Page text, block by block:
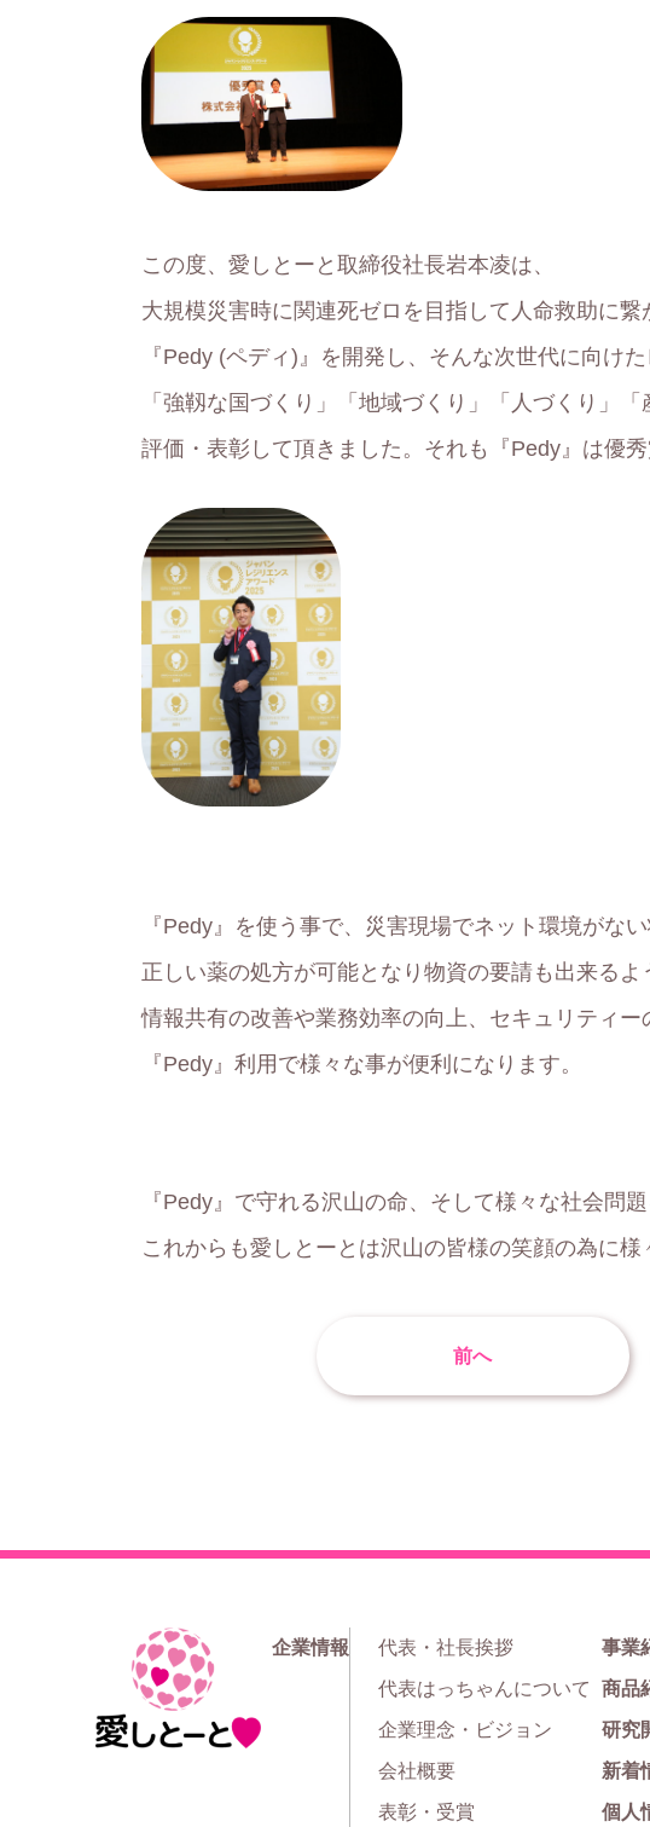
リ
この度、愛しとーと取締役社長岩本凌は、
大規模災害時に関連死ゼロを目指して人命救助に
『Pedy (ペディ)』を開発し、そんな次世代に向け
「強靱な国づくり」「地域づくり」「人づくり」
評価・表彰して頂きました。それも『Pedy』は優秀
『Pedy』を使う事で、災害現場でネット環境がな
正しい薬の処方が可能となり物資の要請も出来るよ
情報共有の改善や業務効率の向上、セキュリティ
『Pedy』利用で様々な事が便利になります。
『Pedy』で守れる沢山の命、そして様々な社会問
これからも愛しとーとは沢山の皆様の笑顔の為に
前へ
ム
企業情報
代表・社長挨拶
代表はっちゃんについて
企業理念・ビジョン
会社概要
表彰・受賞
事業
商品
研究
新着
個人